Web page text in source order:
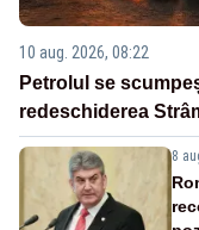
10 aug. 2026, 08:22
Petrolul se
redeschiderea
8